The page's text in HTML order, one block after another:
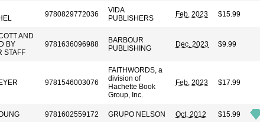
9780829772036
VIDA
PUBLISHERS
Feb. 2023 $15.99
AND
BY
STAFF
9781636096988
BARBOUR
PUBLISHING
Dec. 2023 $9.99
9781546003076
FAITHWORDS, a
division of
Hachette Book
Group, Inc.
Feb. 2023 $17.99
9781602559172 GRUPO NELSON Oct. 2012 $15.99